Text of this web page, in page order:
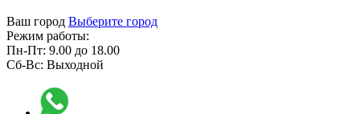
Ваш город Выберите город
Режим работы:
Пн-Пт: 9.00 до 18.00
Сб-Вс: Выходной